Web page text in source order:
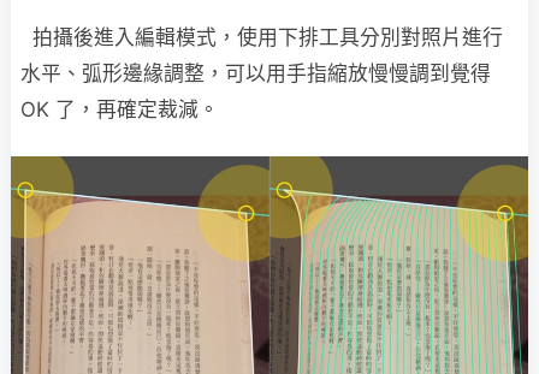
拍攝後進入編輯模式，使用下排工具分別對照片進行
水平、弧形邊緣調整，可以用手指縮放慢慢調到覺得
OK 了，再確定裁減。